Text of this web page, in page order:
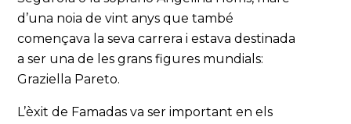
d’una noia de vint anys que també
començava la seva carrera i estava destinada
a ser una de les grans figures mundials:
Graziella Pareto.
L’èxit de Famadas va ser important en els